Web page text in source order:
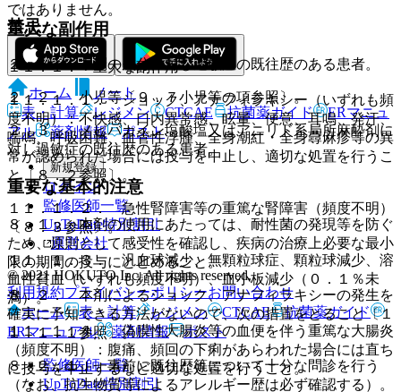
禁忌
２．１． 本剤の成分に対し過敏症の既往歴のある患者。
２．２． 小児等〔９．７小児等の項参照〕。
２．３． メピバカイン塩酸塩又はアニリド系局所麻酔剤に
対し過敏症の既往歴のある患者。
重要な基本的注意
８．１． 本剤の使用にあたっては、耐性菌の発現等を防ぐ
ため、原則として感受性を確認し、疾病の治療上必要な最小
限の期間の投与にとどめること。
８．２． 本剤によるショック、アナフィラキシーの発生を
確実に予知できる方法がないので、次の措置をとること〔１
１．１．１参照〕。
８．２．１． 事前に既往歴等について十分な問診を行う
（なお、抗生物質等によるアレルギー歴は必ず確認する）。
重大な副作用
１１．１． 重大な副作用
１１．１．１． ショック、アナフィラキシー（いずれも頻
度不明）：不快感、口内異常感、眩暈、便意、耳鳴、発汗、
喘鳴、呼吸困難、血管性浮腫、全身潮紅・全身蕁麻疹等の異
常が認められた場合には投与を中止し、適切な処置を行うこ
と〔８．２参照〕。
１１．１．２． 急性腎障害等の重篤な腎障害（頻度不明）
〔８．３参照〕。
１１．１．３． 汎血球減少、無顆粒球症、顆粒球減少、溶
血性貧血（いずれも頻度不明）、血小板減少（０．１％未
満）。
１１．１．４． 偽膜性大腸炎等の血便を伴う重篤な大腸炎
（頻度不明）：腹痛、頻回の下痢があらわれた場合には直ち
に投与を中止するなど適切な処置を行うこと。
ではありません。
ホーム
ノート
表・計算
レジメン CTCAE 抗菌薬ガイド
ERマニュ
アル
薬剤情報 ポスト
新規登録
ログイン
監修医師一覧
UpToDate特別割引
運営会社
© 2021 HOKUTO Inc. All rights reserved.
利用規約プライバシーポリシーお問い合わせ
ホーム
表・計算 レジメン CTCAE
抗菌薬ガイド
ERマニュアル
薬剤情報 ポスト
監修医師一覧
UpToDate特別割引